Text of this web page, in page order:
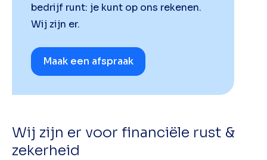
bedrijf runt: je kunt op ons rekenen.
Wij zijn er.
Maak een afspraak
Wij zijn er voor financiële rust &
zekerheid